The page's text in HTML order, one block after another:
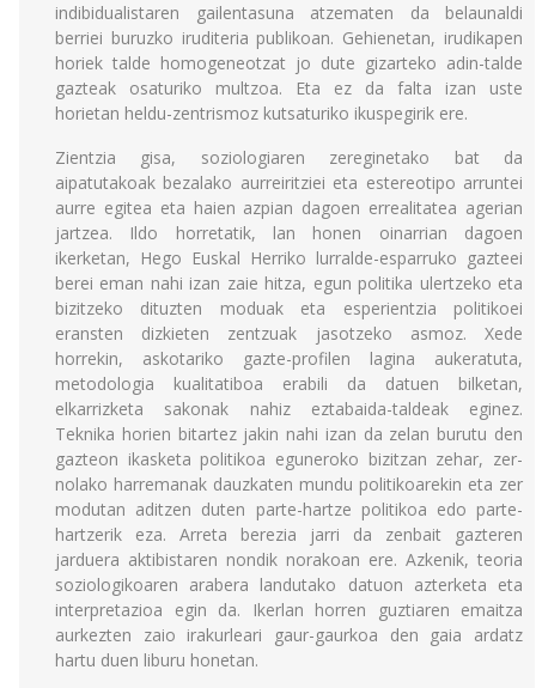
indibidualistaren gailentasuna atzematen da belaunaldi
berriei buruzko iruditeria publikoan. Gehienetan, irudikapen
horiek talde homogeneotzat jo dute gizarteko adin-talde
gazteak osaturiko multzoa. Eta ez da falta izan uste
horietan heldu-zentrismoz kutsaturiko ikuspegirik ere.
Zientzia gisa, soziologiaren zereginetako bat da
aipatutakoak bezalako aurreiritziei eta estereotipo arruntei
aurre egitea eta haien azpian dagoen errealitatea agerian
jartzea. Ildo horretatik, lan honen oinarrian dagoen
ikerketan, Hego Euskal Herriko lurralde-esparruko gazteei
berei eman nahi izan zaie hitza, egun politika ulertzeko eta
bizitzeko dituzten moduak eta esperientzia politikoei
eransten dizkieten zentzuak jasotzeko asmoz. Xede
horrekin, askotariko gazte-profilen lagina aukeratuta,
metodologia kualitatiboa erabili da datuen bilketan,
elkarrizketa sakonak nahiz eztabaida-taldeak eginez.
Teknika horien bitartez jakin nahi izan da zelan burutu den
gazteon ikasketa politikoa eguneroko bizitzan zehar, zer-
nolako harremanak dauzkaten mundu politikoarekin eta zer
modutan aditzen duten parte-hartze politikoa edo parte-
hartzerik eza. Arreta berezia jarri da zenbait gazteren
jarduera aktibistaren nondik norakoan ere. Azkenik, teoria
soziologikoaren arabera landutako datuon azterketa eta
interpretazioa egin da. Ikerlan horren guztiaren emaitza
aurkezten zaio irakurleari gaur-gaurkoa den gaia ardatz
hartu duen liburu honetan.